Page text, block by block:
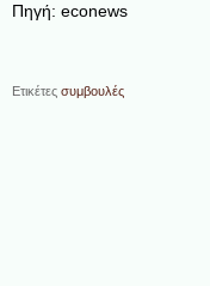
Πηγή: econews
Ετικέτες συμβουλές